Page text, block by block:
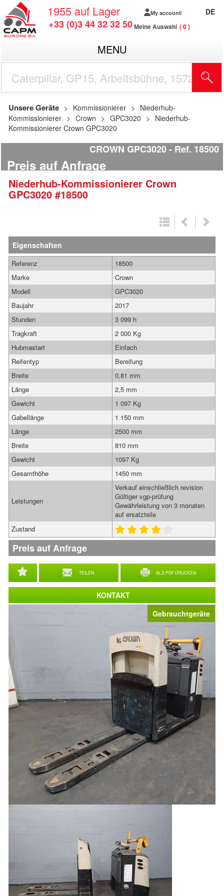
1955 auf Lager
+33 (0)3 44 32 32 50
My account
Meine Auswahl 0
DE
MENU
Unsere Geräte Kommissionierer
Niederhub-
Kommissionierer
Crown GPC3020
Niederhub-
Kommissionierer Crown GPC3020
CROWN GPC3020 Ref. 18500
Preis auf Anfrage
Niederhub-Kommissionierer Crown
GPC3020 #18500
Gebrauchtgeräte
Eigenschaften
TEILEN ALS PDF DRUCKEN
Referenz
18500
Marke
Crown
Modell
GPC3020
Baujahr
2017
Stunden
3 099 h
Tragkraft
2 000 Kg
Hubmastart
Einfach
Reifentyp
Bereifung
Breite
0,81 mm
Länge
2,5 mm
Gewicht
1 097 Kg
Gabellänge
1 150 mm
Länge
2500 mm
Breite
810 mm
Gewicht
1097 Kg
Gesamthöhe
1450 mm
Leistungen
Verkauf einschließlich revision
Gültiger vgp-prüfung
Gewährleistung von 3 monaten
auf ersatzteile
Zustand
Preis auf Anfrage
KONTAKT